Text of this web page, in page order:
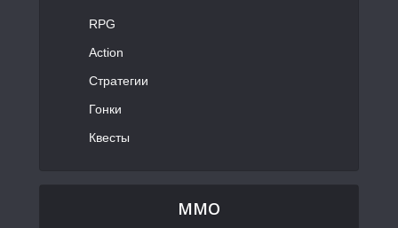
RPG
Action
Стратегии
Гонки
Квесты
MMO